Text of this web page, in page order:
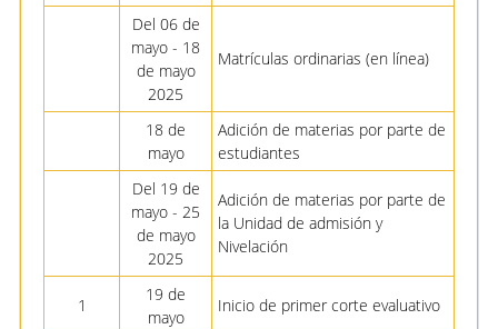
Del 06 de
mayo - 18
de mayo
2025
Matrículas ordinarias (en línea)
18 de
mayo
Adición de materias por parte de
estudiantes
Del 19 de
mayo - 25
de mayo
2025
Adición de materias por parte de
la Unidad de admisión y
Nivelación
1
19 de
mayo
Inicio de primer corte evaluativo